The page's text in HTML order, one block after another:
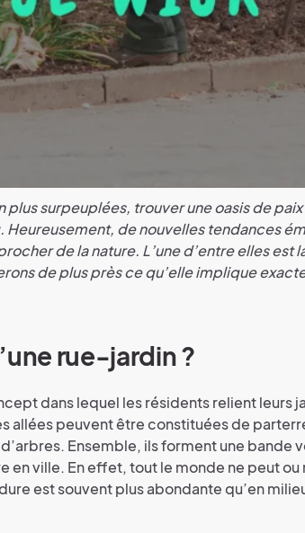
plus surpeuplées, trouver une oasis de
Heureusement, de nouvelles tendances
de la nature. L’une d’entre elles est
de plus près ce qu’elle implique
rue-jardin ?
dans lequel les résidents relient leurs
allées peuvent être constituées de
Ensemble, ils forment une bande
en ville. En effet, tout le monde ne peut ou
est souvent plus abondante qu’en